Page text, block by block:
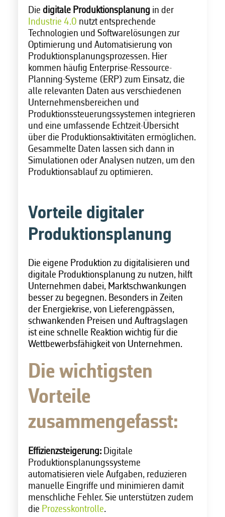
Die digitale Produktionsplanung in der
Industrie 4.0 nutzt entsprechende
Technologien und Softwarelösungen zur
Optimierung und Automatisierung von
Produktionsplanungsprozessen. Hier
kommen häufig Enterprise-Ressource-
Planning-Systeme (ERP) zum Einsatz, die
alle relevanten Daten aus verschiedenen
Unternehmensbereichen und
Produktionssteuerungssystemen integrieren
und eine umfassende Echtzeit-Übersicht
über die Produktionsaktivitäten ermöglichen.
Gesammelte Daten lassen sich dann in
Simulationen oder Analysen nutzen, um den
Produktionsablauf zu optimieren.
Vorteile digitaler
Produktionsplanung
Die eigene Produktion zu digitalisieren und
digitale Produktionsplanung zu nutzen, hilft
Unternehmen dabei, Marktschwankungen
besser zu begegnen. Besonders in Zeiten
der Energiekrise, von Lieferengpässen,
schwankenden Preisen und Auftragslagen
ist eine schnelle Reaktion wichtig für die
Wettbewerbsfähigkeit von Unternehmen.
Die wichtigsten
Vorteile
zusammengefasst:
Effizienzsteigerung: Digitale
Produktionsplanungssysteme
automatisieren viele Aufgaben, reduzieren
manuelle Eingriffe und minimieren damit
menschliche Fehler. Sie unterstützen zudem
die Prozesskontrolle.